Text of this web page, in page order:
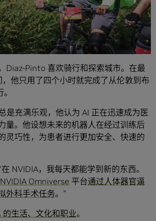
Diaz-Pinto 喜欢骑行和探索城市。在最
，他只用了四个小时就完成了从伦敦到布
是充满乐观，他认为 AI 正在迅速成为医
量。他设想未来的机器人在经过训练后
灵巧性，为患者进行更加安全、快速的
NVIDIA，我每天都能学到新的东西。
NVIDIA Omniverse 平台通过人体器官逼
外科手术任务。”
的生活、文化和职业。